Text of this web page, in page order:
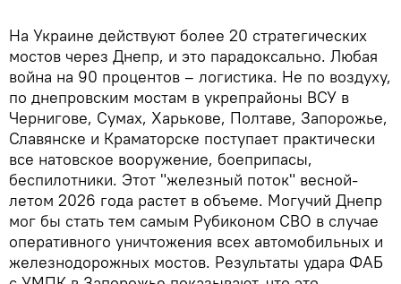
На Украине действуют более 20 стратегических
мостов через Днепр, и это парадоксально. Любая
война на 90 процентов – логистика. Не по воздуху,
по днепровским мостам в укрепрайоны ВСУ в
Чернигове, Сумах, Харькове, Полтаве, Запорожье,
Славянске и Краматорске поступает практически
все натовское вооружение, боеприпасы,
беспилотники. Этот "железный поток" весной-
летом 2026 года растет в объеме. Могучий Днепр
мог бы стать тем самым Рубиконом СВО в случае
оперативного уничтожения всех автомобильных и
железнодорожных мостов. Результаты удара ФАБ